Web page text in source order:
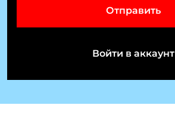
т
к
Отправить
Войти в аккаунт